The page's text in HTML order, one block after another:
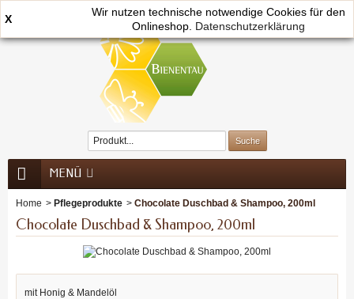
X
Wir nutzen technische notwendige Cookies für den
Onlineshop. Datenschutzerklärung
0
MENÜ
Home > Pflegeprodukte > Chocolate Duschbad & Shampoo, 200ml
Chocolate Duschbad & Shampoo, 200ml
mit Honig & Mandelöl